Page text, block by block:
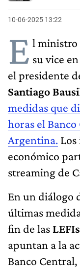
10-06-2025 13:22
E l ministro
su vice
el presidente
Santiago
medidas que
horas el
Argentina.
económico
streaming de
En un diálogo
últimas
fin de las LEFIs
apuntan a la
Banco